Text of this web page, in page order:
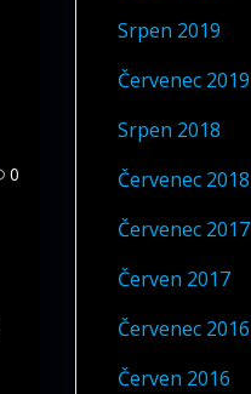
0
Srpen 2019
Červenec 2019
Srpen 2018
Červenec 2018
Červenec 2017
Červen 2017
Červenec 2016
Červen 2016